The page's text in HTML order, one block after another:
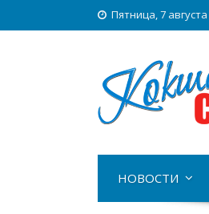
Пятница, 7 августа
НОВОСТИ